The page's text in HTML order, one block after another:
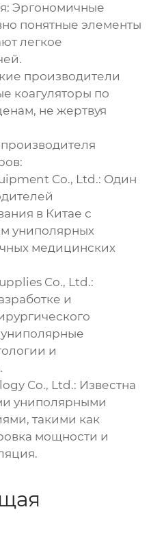
Эргономичные
понятные элементы
легкое
производители
коагуляторы по
не жертвуя
Co., Ltd.: Один
в Китае с
униполярных
медицинских
Co., Ltd.:
и
и
Co., Ltd.: Известна
униполярными
такими как
мощности и